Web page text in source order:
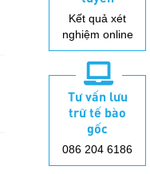
Kết quả xét
nghiệm online
Tư vấn lưu
trữ tế bào
gốc
086 204 6186